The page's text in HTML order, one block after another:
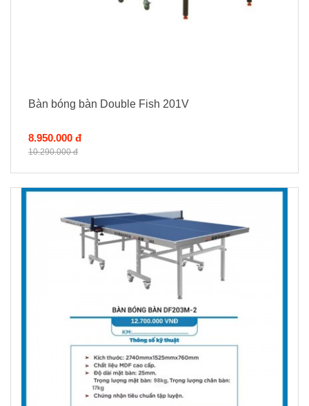
Bàn bóng bàn Double Fish 201V
8.950.000 đ
10.290.000 đ